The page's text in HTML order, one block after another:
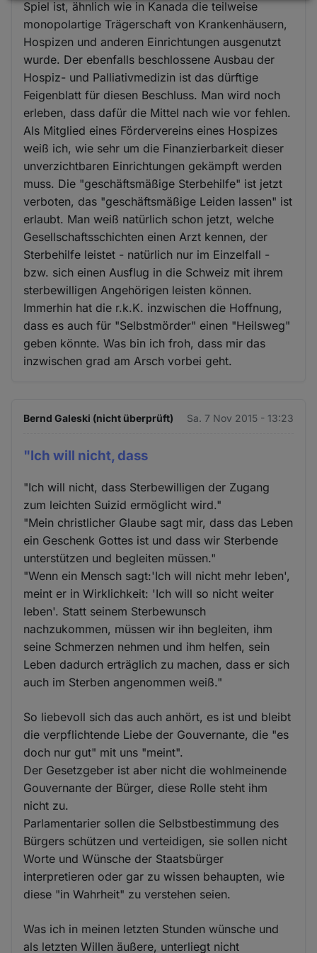
Spiel ist, ähnlich wie in Kanada die teilweise
monopolartige Trägerschaft von Krankenhäusern,
Hospizen und anderen Einrichtungen ausgenutzt
wurde. Der ebenfalls beschlossene Ausbau der
Hospiz- und Palliativmedizin ist das dürftige
Feigenblatt für diesen Beschluss. Man wird noch
erleben, dass dafür die Mittel nach wie vor fehlen.
Als Mitglied eines Fördervereins eines Hospizes
weiß ich, wie sehr um die Finanzierbarkeit dieser
unverzichtbaren Einrichtungen gekämpft werden
muss. Die "geschäftsmäßige Sterbehilfe" ist jetzt
verboten, das "geschäftsmäßige Leiden lassen" ist
erlaubt. Man weiß natürlich schon jetzt, welche
Gesellschaftsschichten einen Arzt kennen, der
Sterbehilfe leistet - natürlich nur im Einzelfall -
bzw. sich einen Ausflug in die Schweiz mit ihrem
sterbewilligen Angehörigen leisten können.
Immerhin hat die r.k.K. inzwischen die Hoffnung,
dass es auch für "Selbstmörder" einen "Heilsweg"
geben könnte. Was bin ich froh, dass mir das
inzwischen grad am Arsch vorbei geht.
Bernd Galeski (nicht überprüft) Sa. 7 Nov 2015 - 13:23
"Ich will nicht, dass
"Ich will nicht, dass Sterbewilligen der Zugang
zum leichten Suizid ermöglicht wird."
"Mein christlicher Glaube sagt mir, dass das Leben
ein Geschenk Gottes ist und dass wir Sterbende
unterstützen und begleiten müssen."
"Wenn ein Mensch sagt:'Ich will nicht mehr leben',
meint er in Wirklichkeit: 'Ich will so nicht weiter
leben'. Statt seinem Sterbewunsch
nachzukommen, müssen wir ihn begleiten, ihm
seine Schmerzen nehmen und ihm helfen, sein
Leben dadurch erträglich zu machen, dass er sich
auch im Sterben angenommen weiß."
So liebevoll sich das auch anhört, es ist und bleibt
die verpflichtende Liebe der Gouvernante, die "es
doch nur gut" mit uns "meint".
Der Gesetzgeber ist aber nicht die wohlmeinende
Gouvernante der Bürger, diese Rolle steht ihm
nicht zu.
Parlamentarier sollen die Selbstbestimmung des
Bürgers schützen und verteidigen, sie sollen nicht
Worte und Wünsche der Staatsbürger
interpretieren oder gar zu wissen behaupten, wie
diese "in Wahrheit" zu verstehen seien.
Was ich in meinen letzten Stunden wünsche und
als letzten Willen äußere, unterliegt nicht
und
Cookies